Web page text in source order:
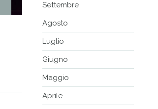
Settembre
Agosto
Luglio
Giugno
Maggio
Aprile